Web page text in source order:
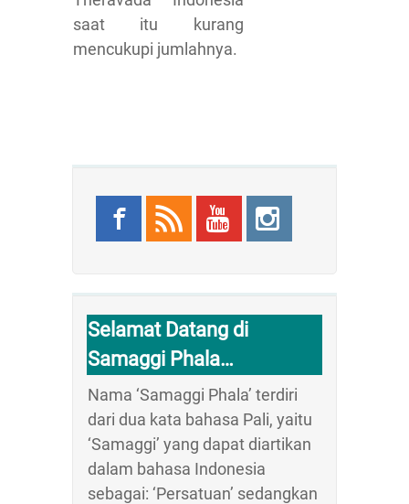
saat itu kurang
mencukupi jumlahnya.
Selamat Datang di
Samaggi Phala…
Nama ‘Samaggi Phala’ terdiri
dari dua kata bahasa Pali, yaitu
‘Samaggi’ yang dapat diartikan
dalam bahasa Indonesia
sebagai: ‘Persatuan’ sedangkan